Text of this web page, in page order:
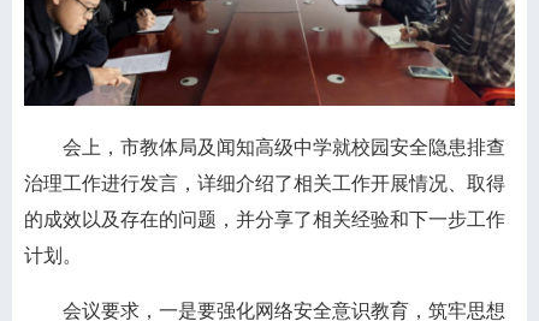
会上，市教体局及闻知高级中学就校园安全隐患排查
治理工作进行发言，详细介绍了相关工作开展情况、取得
的成效以及存在的问题，并分享了相关经验和下一步工作
计划。
会议要求，一是要强化网络安全意识教育，筑牢思想